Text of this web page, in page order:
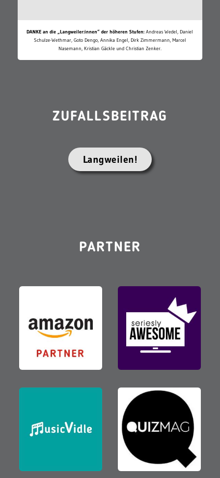
DANKE an die „Langweiler:innen“ der höheren Stufen: Andreas Wedel, Daniel
Schulze-Wethmar, Goto Dengo, Annika Engel, Dirk Zimmermann, Marcel
Nasemann, Kristian Gäckle und Christian Zenker.
ZUFALLSBEITRAG
Langweilen!
PARTNER